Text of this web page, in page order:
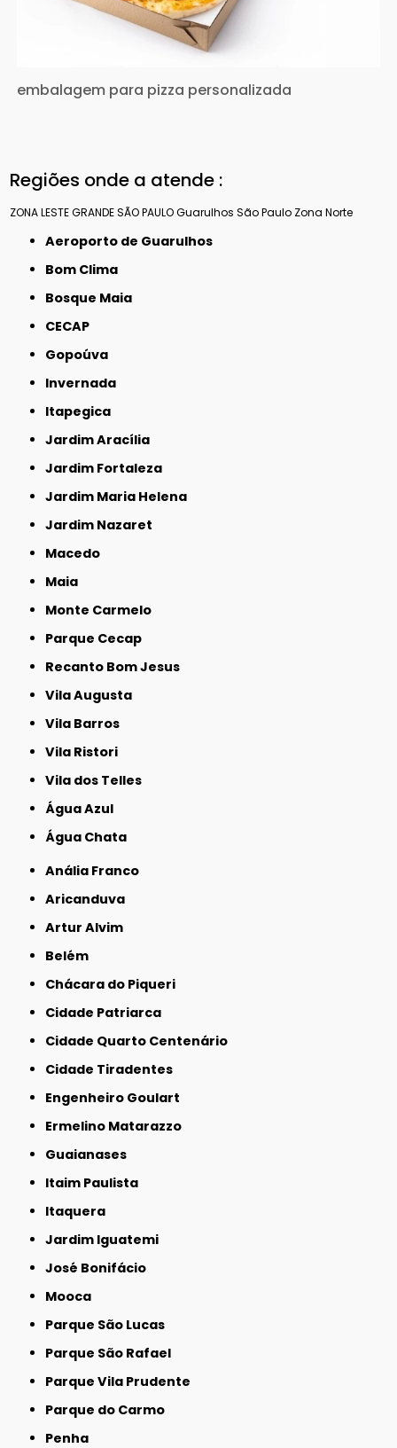
embalagem para pizza personalizada
Regiões onde a atende :
ZONA LESTEGRANDE SÃO PAULOGuarulhos São Paulo Zona Norte
Aeroporto de Guarulhos
Bom Clima
Bosque Maia
CECAP
Gopoúva
Invernada
Itapegica
Jardim Aracília
Jardim Fortaleza
Jardim Maria Helena
Jardim Nazaret
Macedo
Maia
Monte Carmelo
Parque Cecap
Recanto Bom Jesus
Vila Augusta
Vila Barros
Vila Ristori
Vila dos Telles
Água Azul
Água Chata
Anália Franco
Aricanduva
Artur Alvim
Belém
Chácara do Piqueri
Cidade Patriarca
Cidade Quarto Centenário
Cidade Tiradentes
Engenheiro Goulart
Ermelino Matarazzo
Guaianases
Itaim Paulista
Itaquera
Jardim Iguatemi
José Bonifácio
Mooca
Parque São Lucas
Parque São Rafael
Parque Vila Prudente
Parque do Carmo
Penha